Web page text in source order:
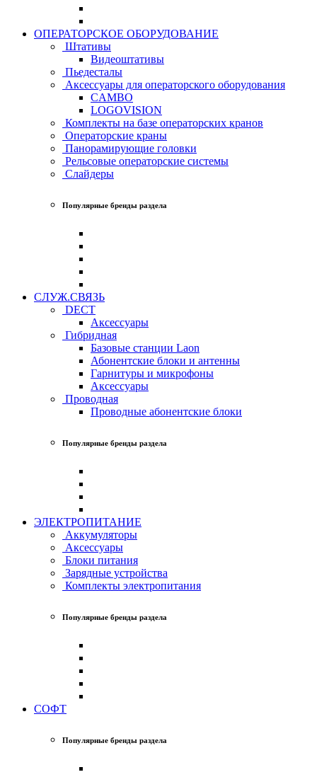
ОПЕРАТОРСКОЕ ОБОРУДОВАНИЕ
Штативы
Видеоштативы
Пьедесталы
Аксессуары для операторского оборудования
CAMBO
LOGOVISION
Комплекты на базе операторских кранов
Операторские краны
Панорамирующие головки
Рельсовые операторские системы
Слайдеры
Популярные бренды раздела
СЛУЖ.СВЯЗЬ
DECT
Аксессуары
Гибридная
Базовые станции Laon
Абонентские блоки и антенны
Гарнитуры и микрофоны
Аксессуары
Проводная
Проводные абонентские блоки
Популярные бренды раздела
ЭЛЕКТРОПИТАНИЕ
Аккумуляторы
Аксессуары
Блоки питания
Зарядные устройства
Комплекты электропитания
Популярные бренды раздела
СОФТ
Популярные бренды раздела